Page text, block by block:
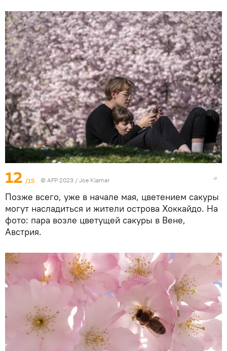
12 /15 © AFP 2023 / Joe Klamar
Позже всего, уже в начале мая, цветением сакуры
могут насладиться и жители острова Хоккайдо. На
фото: пара возле цветущей сакуры в Вене,
Австрия.